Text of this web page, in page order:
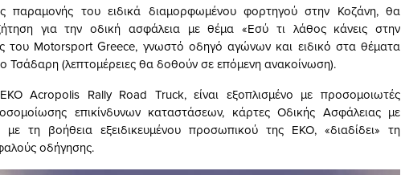
παραμονής του ειδικά διαμορφωμένου φορτηγού στην Κοζάνη, θα
για την οδική ασφάλεια με θέμα «Εσύ τι λάθος κάνεις στην
του Motorsport Greece, γνωστό οδηγό αγώνων και ειδικό στα θέματα
Τσάδαρη (λεπτομέρειες θα δοθούν σε επόμενη ανακοίνωση).
Acropolis Rally Road Truck, είναι εξοπλισμένο με προσομοιωτές
επικίνδυνων καταστάσεων, κάρτες Οδικής Ασφάλειας με
με τη βοήθεια εξειδικευμένου προσωπικού της EKO, «διαδίδει» τη
οδήγησης.